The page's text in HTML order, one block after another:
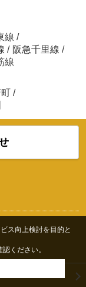
線 /
/ 阪急千里線 /
線
/
ス向上検討を目的と
認ください。